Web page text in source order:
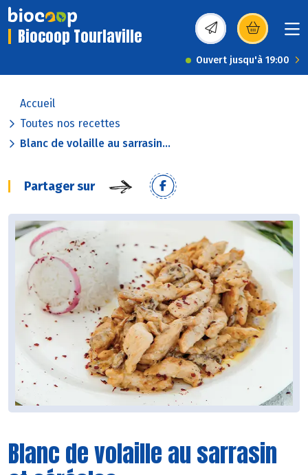
Biocoop Tourlaville (s’ouvre dans une
Ouvert jusqu'à 19:00
Accueil
Toutes nos recettes
Blanc de volaille au sarrasin...
Partager sur
Blanc de volaille au sarrasin